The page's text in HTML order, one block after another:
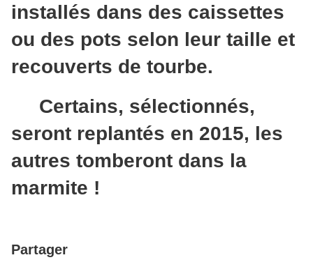
installés dans des caissettes
ou des pots selon leur taille et
recouverts de tourbe.
Certains, sélectionnés,
seront replantés en 2015, les
autres tomberont dans la
marmite !
Partager